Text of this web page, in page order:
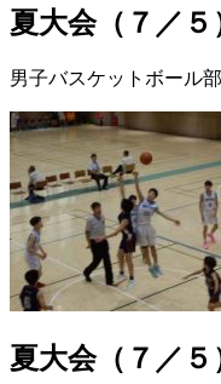
夏大会（７／５
男子バスケットボール
夏大会（７／５